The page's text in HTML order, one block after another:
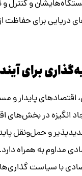
و کنترل
دریایی برای حفاظت
برای
اقتصادهای پایدار و
انگیزه در بخش‌های
و حمل‌و‌نقل
مداوم به همراه دارد.
با سیاست